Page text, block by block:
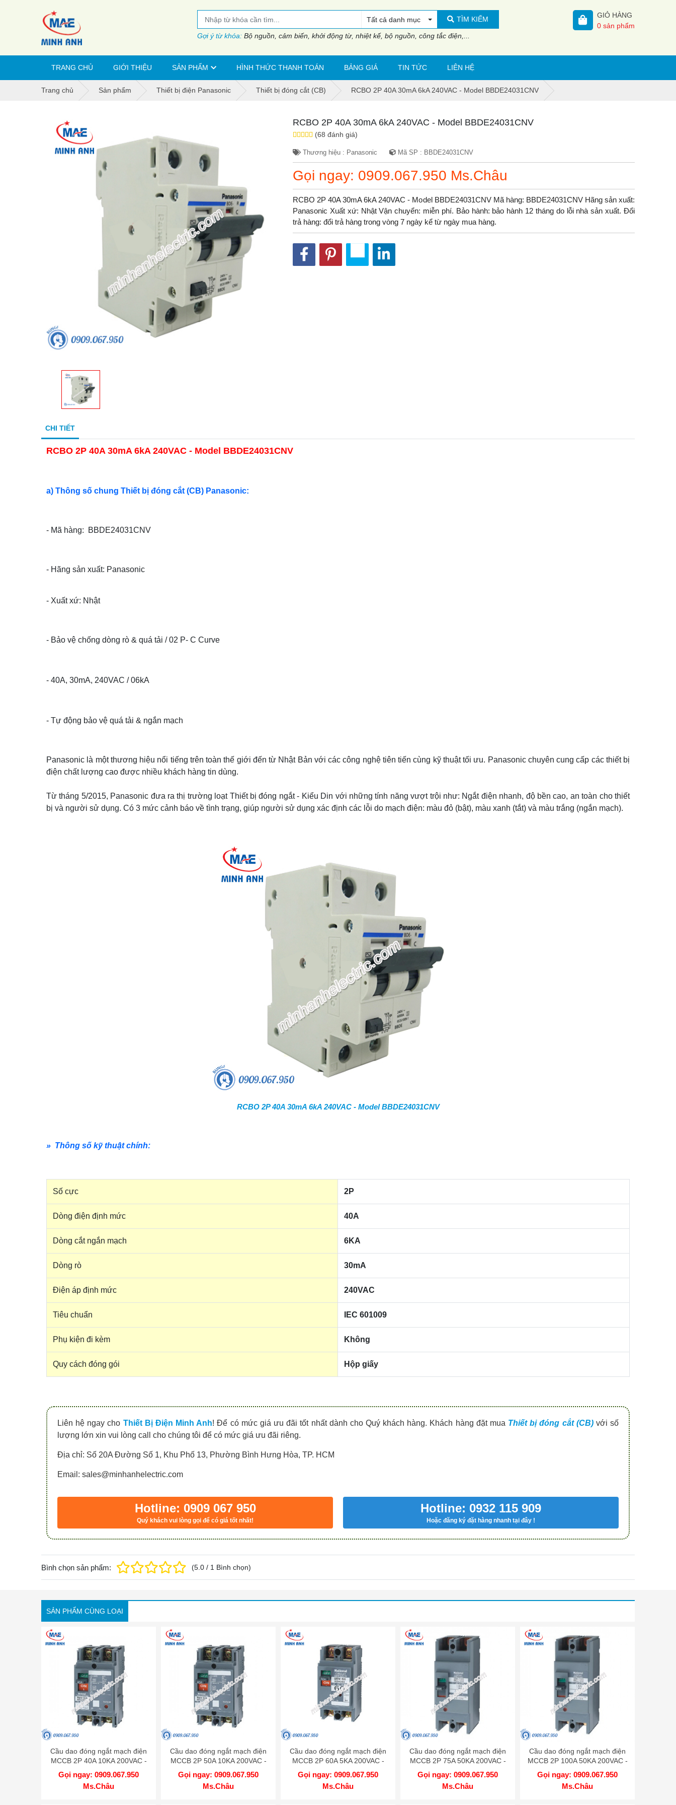
Tất cả danh mục TÌM KIẾM
Gợi ý từ khóa: Bộ nguồn, cảm biến, khởi động từ, nhiệt kế, bộ nguồn, công tắc điện,...
GIỎ HÀNG
0 sản phẩm
TRANG CHỦ GIỚI THIỆU SẢN PHẨM HÌNH THỨC THANH TOÁN BẢNG GIÁ TIN TỨC LIÊN HỆ
Trang chủ Sản phẩm Thiết bị điện Panasonic Thiết bị đóng cắt (CB) RCBO 2P 40A 30mA 6kA 240VAC - Model BBDE24031CNV
RCBO 2P 40A 30mA 6kA 240VAC - Model BBDE24031CNV
(68 đánh giá)
Thương hiệu : Panasonic Mã SP : BBDE24031CNV
Gọi ngay: 0909.067.950 Ms.Châu
RCBO 2P 40A 30mA 6kA 240VAC - Model BBDE24031CNV Mã hàng: BBDE24031CNV Hãng sản xuất:
Panasonic Xuất xứ: Nhật Vận chuyển: miễn phí. Bảo hành: bảo hành 12 tháng do lỗi nhà sản xuất. Đổi
trả hàng: đổi trả hàng trong vòng 7 ngày kể từ ngày mua hàng.
CHI TIẾT
RCBO 2P 40A 30mA 6kA 240VAC - Model BBDE24031CNV
a) Thông số chung Thiết bị đóng cắt (CB) Panasonic:
- Mã hàng: BBDE24031CNV
- Hãng sản xuất: Panasonic
- Xuất xứ: Nhật
- Bảo vệ chống dòng rò & quá tải / 02 P- C Curve
- 40A, 30mA, 240VAC / 06kA
- Tự động bảo vệ quá tải & ngắn mạch
Panasonic là một thương hiệu nổi tiếng trên toàn thế giới đến từ Nhật Bản với các công nghệ tiên tiến cùng kỹ thuật tối ưu. Panasonic chuyên cung cấp các thiết bị
điện chất lượng cao được nhiều khách hàng tin dùng.
Từ tháng 5/2015, Panasonic đưa ra thị trường loạt Thiết bị đóng ngắt - Kiểu Din với những tính năng vượt trội như: Ngắt điện nhanh, độ bền cao, an toàn cho thiết
bị và người sử dụng. Có 3 mức cảnh báo về tình trạng, giúp người sử dụng xác định các lỗi do mạch điện: màu đỏ (bật), màu xanh (tắt) và màu trắng (ngắn mạch).
RCBO 2P 40A 30mA 6kA 240VAC - Model BBDE24031CNV
» Thông số kỹ thuật chính:
Số cực 2P
Dòng điện định mức 40A
Dòng cắt ngắn mạch 6KA
Dòng rò 30mA
Điện áp định mức 240VAC
Tiêu chuẩn IEC 601009
Phụ kiện đi kèm Không
Quy cách đóng gói Hộp giấy
Liên hệ ngay cho Thiết Bị Điện Minh Anh! Để có mức giá ưu đãi tốt nhất dành cho Quý khách hàng. Khách hàng đặt mua Thiết bị đóng cắt (CB) với số
lượng lớn xin vui lòng call cho chúng tôi để có mức giá ưu đãi riêng.
Địa chỉ: Số 20A Đường Số 1, Khu Phố 13, Phường Bình Hưng Hòa, TP. HCM
Email: sales@minhanhelectric.com
Hotline: 0909 067 950
Quý khách vui lòng gọi để có giá tốt nhất!
Hotline: 0932 115 909
Hoặc đăng ký đặt hàng nhanh tại đây !
Bình chọn sản phẩm: (5.0 / 1 Bình chọn)
SẢN PHẨM CÙNG LOẠI
Cầu dao đóng ngắt mạch điện
MCCB 2P 40A 10KA 200VAC -
BBW240SKY
Gọi ngay: 0909.067.950
Ms.Châu
Cầu dao đóng ngắt mạch điện
MCCB 2P 50A 10KA 200VAC -
BBW250SKY
Gọi ngay: 0909.067.950
Ms.Châu
Cầu dao đóng ngắt mạch điện
MCCB 2P 60A 5KA 200VAC -
BBW260Y
Gọi ngay: 0909.067.950
Ms.Châu
Cầu dao đóng ngắt mạch điện
MCCB 2P 75A 50KA 200VAC -
BBW275SKY
Gọi ngay: 0909.067.950
Ms.Châu
Cầu dao đóng ngắt mạch điện
MCCB 2P 100A 50KA 200VAC -
BBW2100SKY
Gọi ngay: 0909.067.950
Ms.Châu